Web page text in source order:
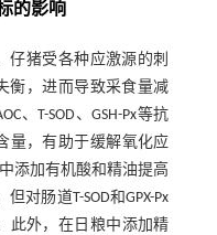
的影响
仔猪受各种应激源的刺
衡，进而导致采食量减
、T-SOD、GSH-Px等抗
量，有助于缓解氧化应
添加有机酸和精油提高
但对肠道T-SOD和GPX-Px
此外，在日粮中添加精